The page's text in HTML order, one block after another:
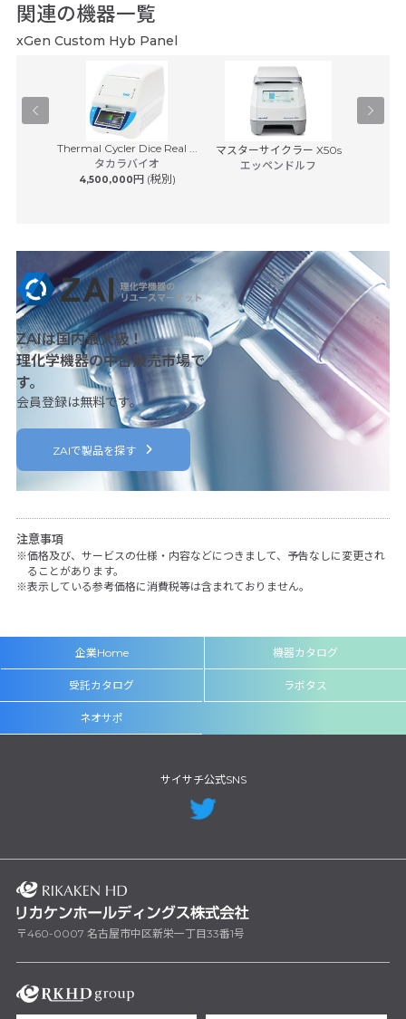
関連の機器一覧
xGen Custom Hyb Panel
Thermal Cycler Dice Real ...
タカラバイオ
4,500,000円 (税別)
マスターサイクラー X50s
エッペンドルフ
ZAIは国内最大級！
理化学機器の中古販売市場で
す。
会員登録は無料です。
ZAIで製品を探す
注意事項
価格及び、サービスの仕様・内容などにつきまして、予告なしに変更され
ることがあります。
表示している参考価格に消費税等は含まれておりません。
企業Home 機器カタログ
受託カタログ ラボタス
ネオサポ
サイサチ公式SNS
〒460-0007 名古屋市中区新栄一丁目33番1号